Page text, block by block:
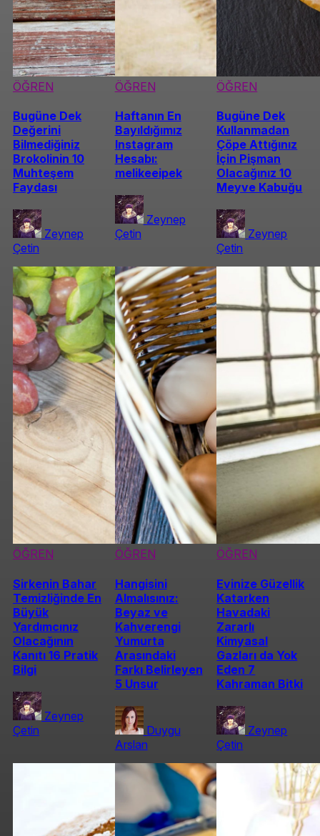
ÖĞREN
Bugüne Dek
Değerini
Bilmediğiniz
Brokolinin 10
Muhteşem
Faydası
Zeynep
Çetin
ÖĞREN
Haftanın En
Bayıldığımız
Instagram
Hesabı:
melikeeipek
Zeynep
Çetin
ÖĞREN
Bugüne Dek
Kullanmadan
Çöpe Attığınız
İçin Pişman
Olacağınız 10
Meyve Kabuğu
Zeynep
Çetin
ÖĞREN
Sirkenin Bahar
Temizliğinde En
Büyük
Yardımcınız
Olacağının
Kanıtı 16 Pratik
Bilgi
Zeynep
Çetin
ÖĞREN
Hangisini
Almalısınız:
Beyaz ve
Kahverengi
Yumurta
Arasındaki
Farkı Belirleyen
5 Unsur
Duygu
Arslan
ÖĞREN
Evinize Güzellik
Katarken
Havadaki
Zararlı
Kimyasal
Gazları da Yok
Eden 7
Kahraman Bitki
Zeynep
Çetin